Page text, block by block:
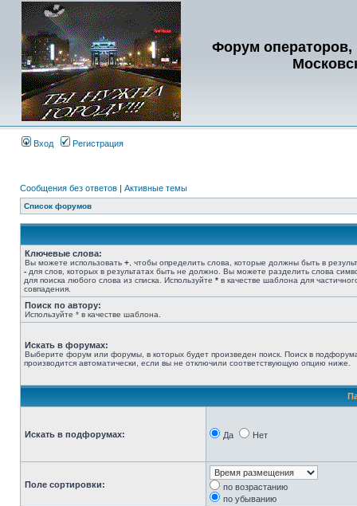
Форум операторов,
Вход Регистрация
Сообщения без ответов | Активные темы
Список форумов
Ключевые слова:
Вы можете использовать + , чтобы определить слова, которые должны быть в
- для слов, которых в результатах быть не должно. Вы можете разделить слова
для поиска любого слова из списка. Используйте * в качестве шаблона для
совпадения.
Поиск по автору:
Используйте * в качестве шаблона.
Искать в форумах:
Выберите форум или форумы, в которых будет произведен поиск. Поиск в
производится автоматически, если вы не отключили соответствующую опцию ниже.
Искать в подфорумах: Да Нет
Поле сортировки:
по возрастанию
по убыванию